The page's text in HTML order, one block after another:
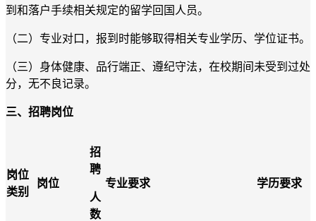
到和落户手续相关规定的留学回国人员。
（二）专业对口，报到时能够取得相关专业学历、学位证书。
（三）身体健康、品行端正、遵纪守法，在校期间未受到过处
分，无不良记录。
三、招聘岗位
岗位
类别
岗位
招
聘
人
数
专业要求 学历要求